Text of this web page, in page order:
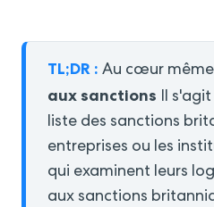
TL;DR : Au cœur
aux sanctions Il
liste des sanctions
entreprises ou les
qui examinent leurs
aux sanctions